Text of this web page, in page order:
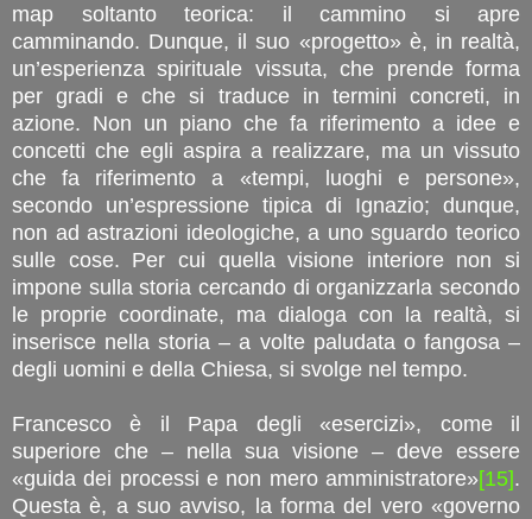
map soltanto teorica: il cammino si apre
camminando. Dunque, il suo «progetto» è, in realtà,
un’esperienza spirituale vissuta, che prende forma
per gradi e che si traduce in termini concreti, in
azione. Non un piano che fa riferimento a idee e
concetti che egli aspira a realizzare, ma un vissuto
che fa riferimento a «tempi, luoghi e persone»,
secondo un’espressione tipica di Ignazio; dunque,
non ad astrazioni ideologiche, a uno sguardo teorico
sulle cose. Per cui quella visione interiore non si
impone sulla storia cercando di organizzarla secondo
le proprie coordinate, ma dialoga con la realtà, si
inserisce nella storia – a volte paludata o fangosa –
degli uomini e della Chiesa, si svolge nel tempo.
Francesco è il Papa degli «esercizi», come il
superiore che – nella sua visione – deve essere
«guida dei processi e non mero amministratore»[15].
Questa è, a suo avviso, la forma del vero «governo